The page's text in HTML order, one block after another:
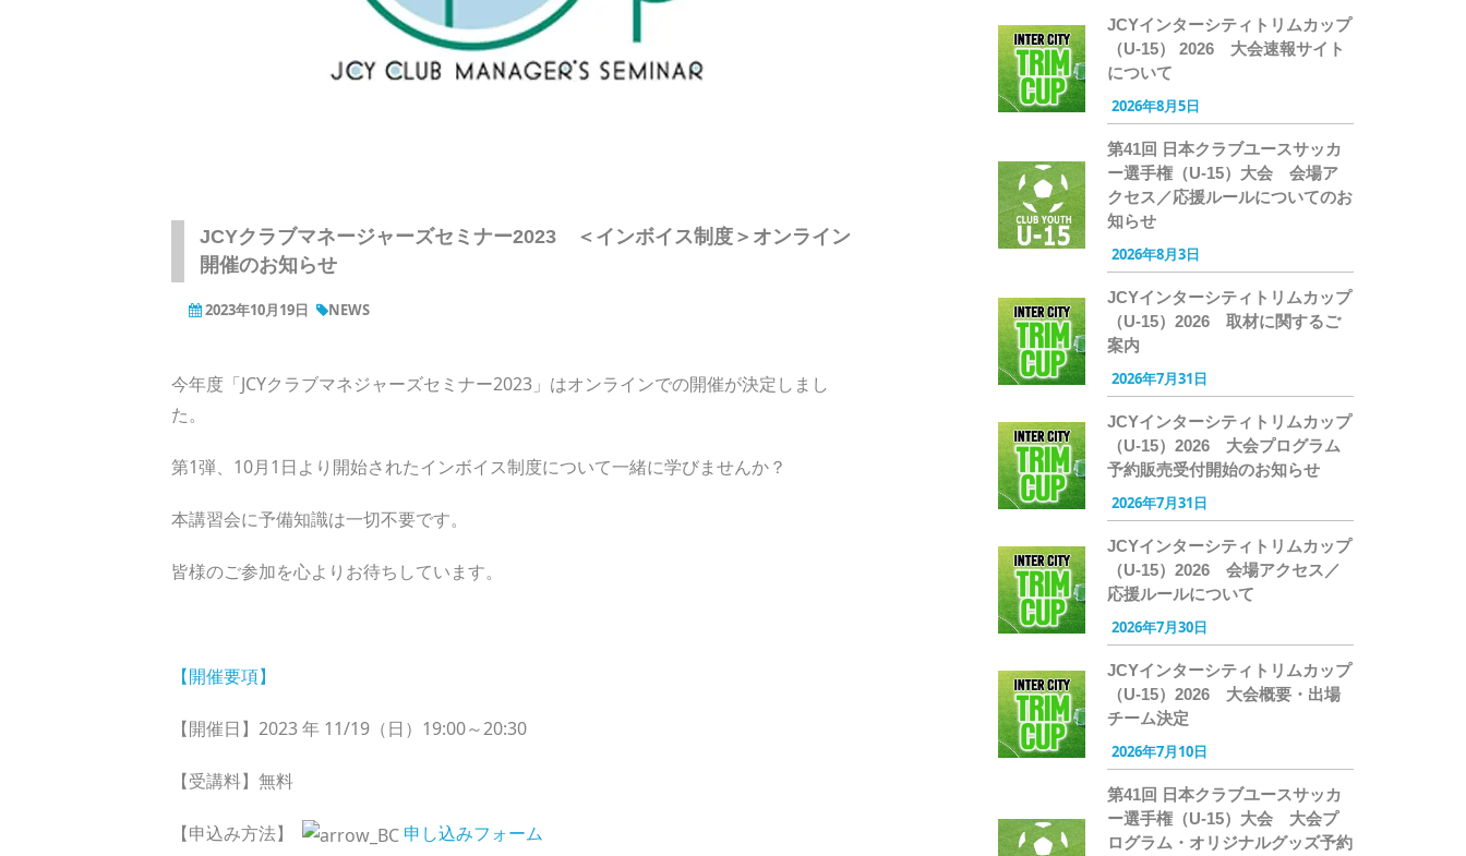
JCYクラブマネージャーズセミナー2023 ＜インボイス制度＞オンライン
開催のお知らせ
2023年10月19日 NEWS
今年度「JCYクラブマネジャーズセミナー2023」はオンラインでの開催が決定しまし
た。
第1弾、10月1日より開始されたインボイス制度について一緒に学びませんか？
本講習会に予備知識は一切不要です。
皆様のご参加を心よりお待ちしています。
【開催要項】
【開催日】2023 年 11/19（日）19:00～20:30
【受講料】無料
【申込み方法】 申し込みフォーム
JCYインターシティトリムカップ
（U-15） 2026 大会速報サイト
について
2026年8月5日
第41回 日本クラブユースサッカ
ー選手権（U-15）大会 会場ア
クセス／応援ルールについてのお
知らせ
2026年8月3日
JCYインターシティトリムカップ
（U-15）2026 取材に関するご
案内
2026年7月31日
JCYインターシティトリムカップ
（U-15）2026 大会プログラム
予約販売受付開始のお知らせ
2026年7月31日
JCYインターシティトリムカップ
（U-15）2026 会場アクセス／
応援ルールについて
2026年7月30日
JCYインターシティトリムカップ
（U-15）2026 大会概要・出場
チーム決定
2026年7月10日
第41回 日本クラブユースサッカ
ー選手権（U-15）大会 大会プ
ログラム・オリジナルグッズ予約